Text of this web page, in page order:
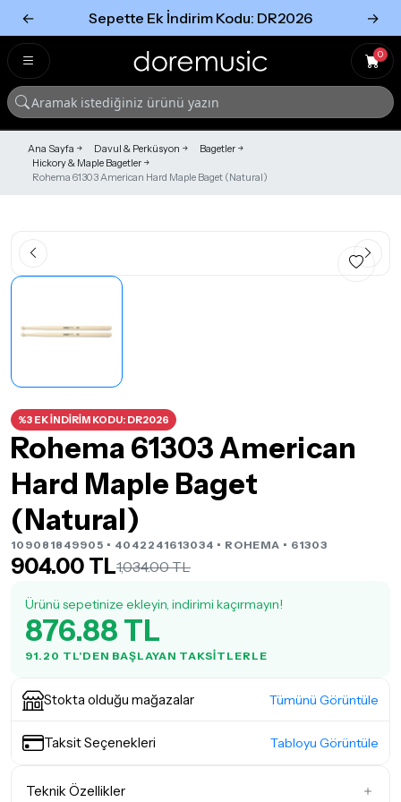
← Sepette Ek İndirim Kodu: DR2026 →
0
Ana Sayfa Davul & Perküsyon
Bagetler
Hickory & Maple Bagetler
Rohema 61303 American Hard Maple Baget (Natural)
%3 EK İNDİRİM KODU: DR2026
Rohema 61303 American
Hard Maple Baget
(Natural)
109081849905 • 4042241613034 • ROHEMA • 61303
904.00 TL1,034.00 TL
Ürünü sepetinize ekleyin, indirimi kaçırmayın!
876.88 TL
91.20 TL'DEN BAŞLAYAN TAKSITLERLE
Stokta olduğu mağazalar Tümünü Görüntüle
Taksit Seçenekleri Tabloyu Görüntüle
Teknik Özellikler
Tümünü Gör
Tümünü gör